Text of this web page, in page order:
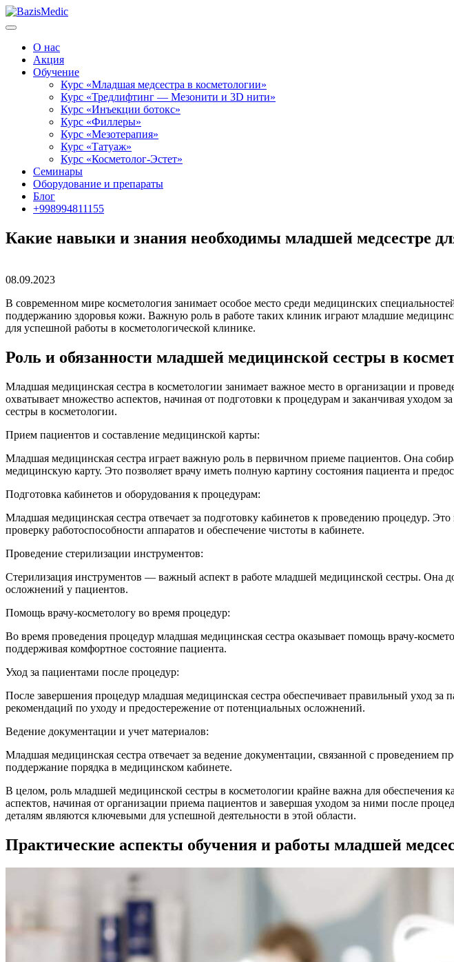
О нас
Акция
Обучение
Курс «Младшая медсестра в косметологии»
Курс «Тредлифтинг — Мезонити и 3D нити»
Курс «Инъекции ботокс»
Курс «Филлеры»
Курс «Мезотерапия»
Курс «Татуаж»
Курс «Косметолог-Эстет»
Семинары
Оборудование и препараты
Блог
+998994811155
Какие навыки и знания необходимы младшей медсестре
08.09.2023
В современном мире косметология занимает особое место среди медицинских
поддержанию здоровья кожи. Важную роль в работе таких клиник играют младшие
для успешной работы в косметологической клинике.
Роль и обязанности младшей медицинской сестры в
Младшая медицинская сестра в косметологии занимает важное место в организации и
охватывает множество аспектов, начиная от подготовки к процедурам и заканчивая
сестры в косметологии.
Прием пациентов и составление медицинской карты:
Младшая медицинская сестра играет важную роль в первичном приеме пациентов. Она
медицинскую карту. Это позволяет врачу иметь полную картину состояния пациента и
Подготовка кабинетов и оборудования к процедурам:
Младшая медицинская сестра отвечает за подготовку кабинетов к проведению процедур.
проверку работоспособности аппаратов и обеспечение чистоты в кабинете.
Проведение стерилизации инструментов:
Стерилизация инструментов — важный аспект в работе младшей медицинской сестры. Она
осложнений у пациентов.
Помощь врачу-косметологу во время процедур:
Во время проведения процедур младшая медицинская сестра оказывает помощь врачу-
поддерживая комфортное состояние пациента.
Уход за пациентами после процедур:
После завершения процедур младшая медицинская сестра обеспечивает правильный уход
рекомендаций по уходу и предостережение от потенциальных осложнений.
Ведение документации и учет материалов:
Младшая медицинская сестра отвечает за ведение документации, связанной с проведением
поддержание порядка в медицинском кабинете.
В целом, роль младшей медицинской сестры в косметологии крайне важна для обеспечения
аспектов, начиная от организации приема пациентов и завершая уходом за ними после
деталям являются ключевыми для успешной деятельности в этой области.
Практические аспекты обучения и работы младшей